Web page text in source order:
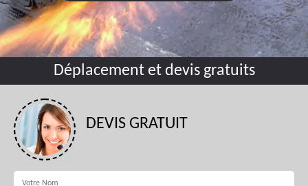
Déplacement et devis gratuits
DEVIS GRATUIT